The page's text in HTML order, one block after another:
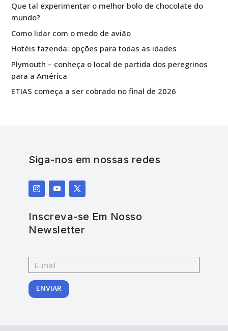
Que tal experimentar o melhor bolo de chocolate do
mundo?
Como lidar com o medo de avião
Hotéis fazenda: opções para todas as idades
Plymouth – conheça o local de partida dos peregrinos
para a América
ETIAS começa a ser cobrado no final de 2026
Siga-nos em nossas redes
Inscreva-se Em Nosso
Newsletter
ENVIAR